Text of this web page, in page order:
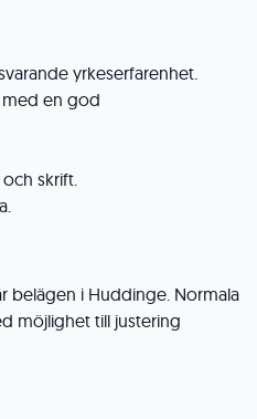
yrkeserfarenhet.
med en god
skrift.
belägen i Huddinge. Normala
möjlighet till justering